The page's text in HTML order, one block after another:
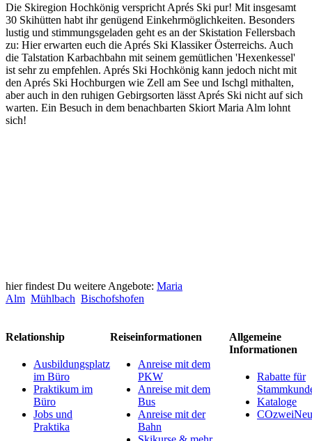
Die Skiregion Hochkönig verspricht Aprés Ski pur! Mit insgesamt
30 Skihütten habt ihr genügend Einkehrmöglichkeiten. Besonders
lustig und stimmungsgeladen geht es an der Skistation Fellersbach
zu: Hier erwarten euch die Aprés Ski Klassiker Österreichs. Auch
die Talstation Karbachbahn mit seinem gemütlichen 'Hexenkessel'
ist sehr zu empfehlen. Aprés Ski Hochkönig kann jedoch nicht mit
den Aprés Ski Hochburgen wie Zell am See und Ischgl mithalten,
aber auch in den ruhigen Gebirgsorten lässt Aprés Ski nicht auf sich
warten. Ein Besuch in dem benachbarten Skiort Maria Alm lohnt
sich!
hier findest Du weitere Angebote: Maria
Alm Mühlbach Bischofshofen
Relationship
Ausbildungsplatz
im Büro
Praktikum im
Büro
Jobs und
Praktika
Reiseinformationen
Anreise mit dem
PKW
Anreise mit dem
Bus
Anreise mit der
Bahn
Allgemeine
Informationen
Rabatte für
Kataloge